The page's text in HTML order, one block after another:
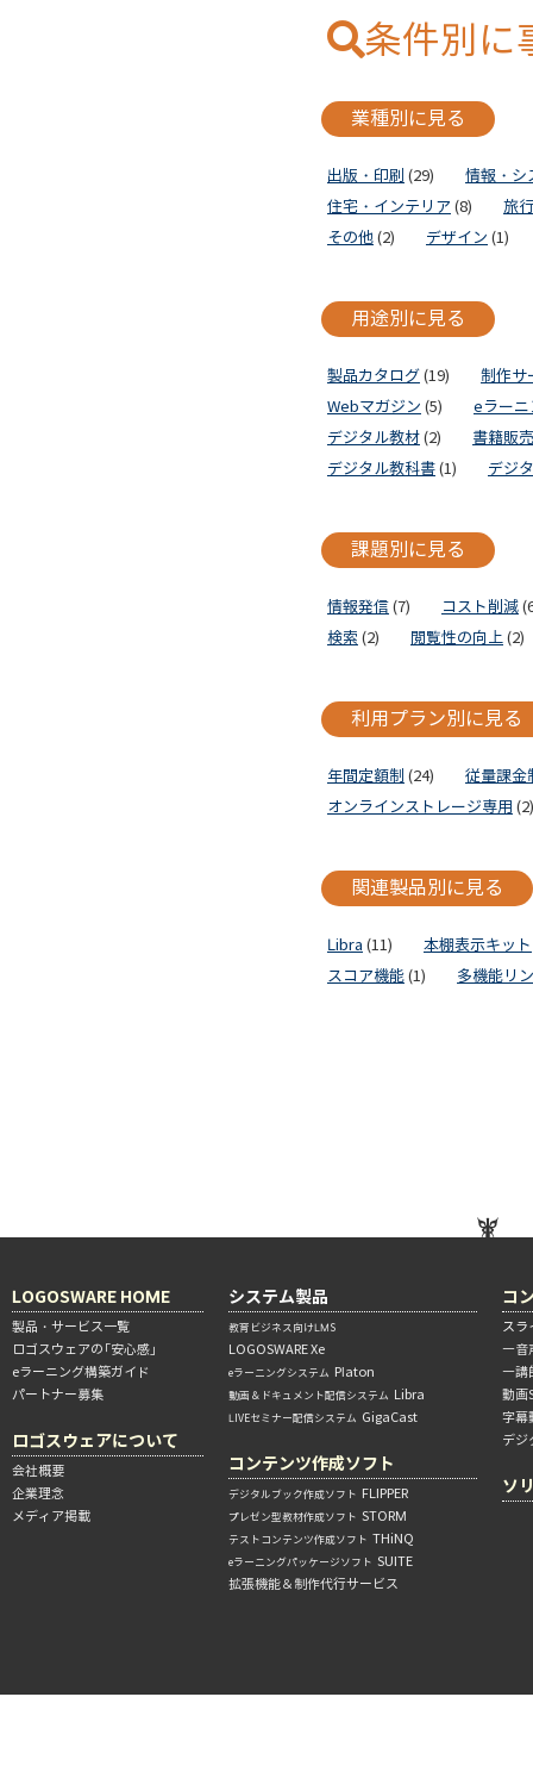
条件別に
業種別に見る
出版・印刷 (29)
情報・シ
住宅・インテリア (8)
旅
その他 (2) デザイン (1)
用途別に見る
製品カタログ (19)
制作サ
Webマガジン (5)
eラーニ
デジタル教材 (2)
書籍販売
デジタル教科書 (1) デジ
課題別に見る
情報発信 (7) コスト削減
検索 (2) 閲覧性の向上 (2)
利用プラン別に見る
年間定額制 (24)
従量課金
オンラインストレージ専用 (2)
関連製品別に見る
Libra (11) 本棚表示キット
スコア機能 (1) 多機能リ
LOGOSWARE HOME
製品・サービス一覧
ロゴスウェアの「安心感」
eラーニング構築ガイド
パートナー募集
ロゴスウェアについて
会社概要
企業理念
メディア掲載
システム製品
教育ビジネス向けLMS
LOGOSWARE Xe
eラーニングシステム Platon
動画＆ドキュメント配信システム Libra
LIVEセミナー配信システム GigaCast
コンテンツ作成ソフト
デジタルブック作成ソフト FLIPPER
プレゼン型教材作成ソフト STORM
テストコンテンツ作成ソフト THiNQ
eラーニングパッケージソフト SUITE
拡張機能＆制作代行サービス
コ
スラ
―音
―講
動画
字幕
デジ
ソ